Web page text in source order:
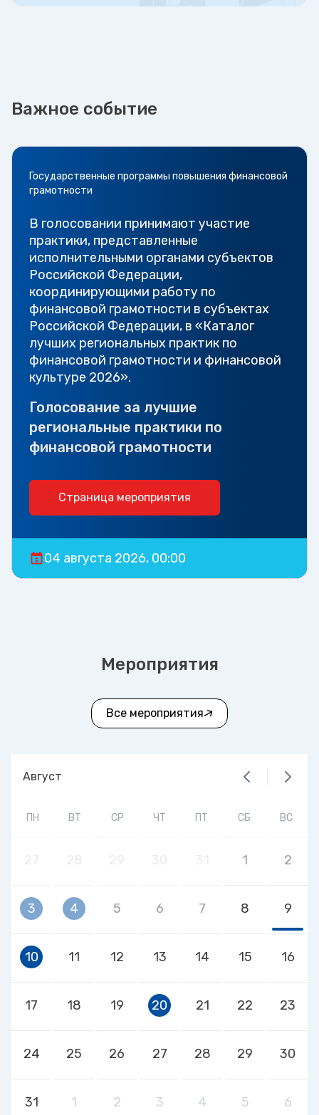
Важное событие
Государственные программы повышения финансовой
грамотности
В голосовании принимают участие
практики, представленные
исполнительными органами субъектов
Российской Федерации,
координирующими работу по
финансовой грамотности в субъектах
Российской Федерации, в «Каталог
лучших региональных практик по
финансовой грамотности и финансовой
культуре 2026».
Голосование за лучшие
региональные практики по
финансовой грамотности
Страница мероприятия
04 августа 2026, 00:00
Мероприятия
Все мероприятия
Август
ПН ВТ СР ЧТ ПТ СБ ВС
1 2
3 4 5 6 7 8 9
10 11 12 13 14 15 16
17 18 19 20 21 22 23
24 25 26 27 28 29 30
31 1 2 3 4 5 6